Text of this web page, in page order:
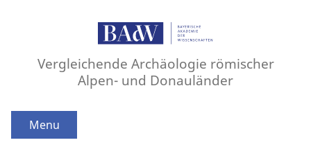
Vergleichende Archäologie römischer
Alpen- und Donauländer
Menu